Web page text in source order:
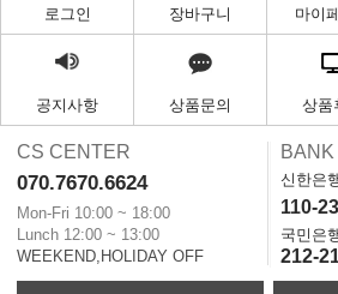
로그인 장바구니 마이
공지사항 상품문의 상품
CS CENTER
070.7670.6624
Mon-Fri 10:00 ~ 18:00
Lunch 12:00 ~ 13:00
WEEKEND,HOLIDAY OFF
신한은
110-
국민은
212-